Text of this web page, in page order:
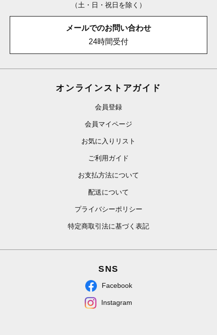
（土・日・祝日を除く）
メールでのお問い合わせ
24時間受付
オンラインストアガイド
会員登録
会員マイページ
お気に入りリスト
ご利用ガイド
お支払方法について
配送について
プライバシーポリシー
特定商取引法に基づく表記
SNS
Facebook
Instagram